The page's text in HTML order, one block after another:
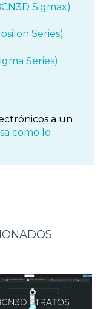
Sigmax)
Series)
Series)
a un
como lo